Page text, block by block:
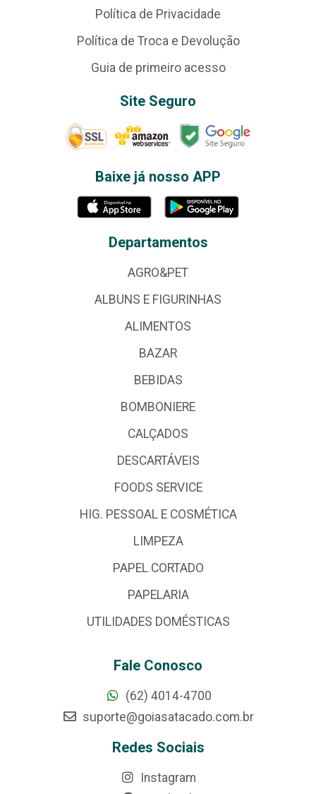
Política de Privacidade
Política de Troca e Devolução
Guia de primeiro acesso
Site Seguro
Baixe já nosso APP
Departamentos
AGRO&PET
ALBUNS E FIGURINHAS
ALIMENTOS
BAZAR
BEBIDAS
BOMBONIERE
CALÇADOS
DESCARTÁVEIS
FOODS SERVICE
HIG. PESSOAL E COSMÉTICA
LIMPEZA
PAPEL CORTADO
PAPELARIA
UTILIDADES DOMÉSTICAS
Fale Conosco
(62) 4014-4700
suporte@goiasatacado.com.br
Redes Sociais
Instagram